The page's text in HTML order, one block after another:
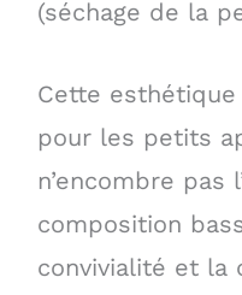
(séchage de la
Cette
pour les petits
n’encombre pas
composition
convivialité et la